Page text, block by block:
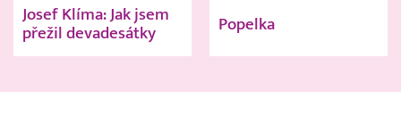
Josef Klíma: Jak jsem
přežil devadesátky
Popelka